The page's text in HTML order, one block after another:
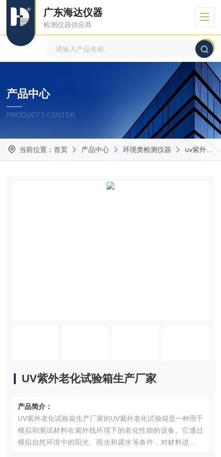
广东海达仪器
检测仪器供应商
产品中心
PRODUCTS CENTER
当前位置： 首页 产品中心 环境类检测仪器 uv紫外老化试验箱
UV紫外老化试验箱生产厂家
产品简介：
UV紫外老化试验箱生产厂家的UV紫外老化试验箱是一种用于
模拟和测试材料在紫外线环境下的老化性能的设备。它通过
模拟自然环境中的阳光、雨水和露水等条件，对材料进行加